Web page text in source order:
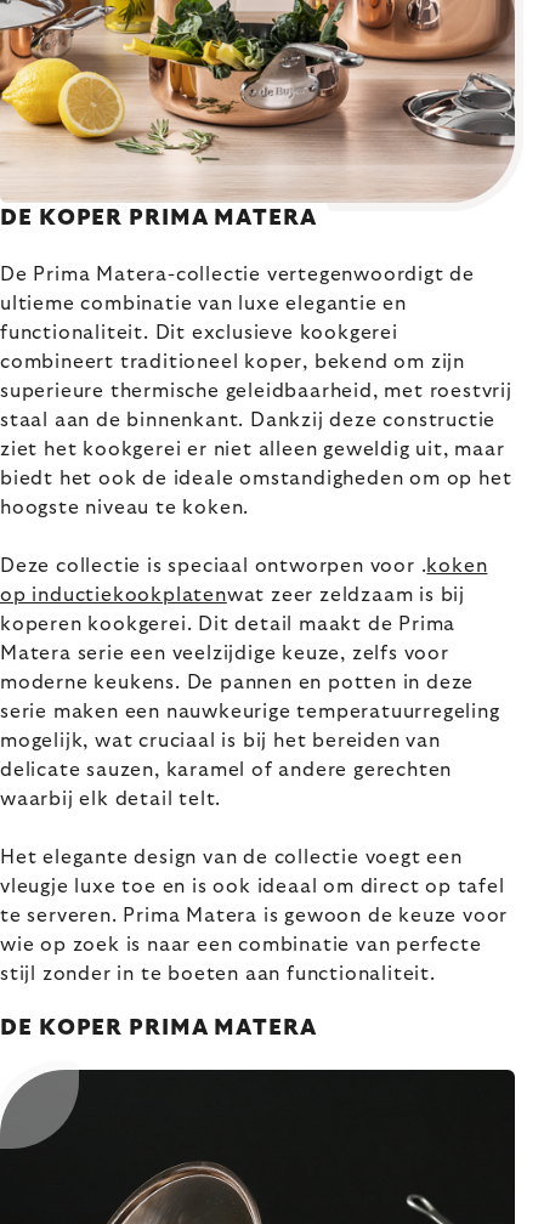
DE KOPER PRIMA MATERA
De Prima Matera-collectie vertegenwoordigt de
ultieme combinatie van luxe elegantie en
functionaliteit. Dit exclusieve kookgerei
combineert traditioneel koper, bekend om zijn
superieure thermische geleidbaarheid, met roestvrij
staal aan de binnenkant. Dankzij deze constructie
ziet het kookgerei er niet alleen geweldig uit, maar
biedt het ook de ideale omstandigheden om op het
hoogste niveau te koken.
Deze collectie is speciaal ontworpen voor .koken
op inductiekookplatenwat zeer zeldzaam is bij
koperen kookgerei. Dit detail maakt de Prima
Matera serie een veelzijdige keuze, zelfs voor
moderne keukens. De pannen en potten in deze
serie maken een nauwkeurige temperatuurregeling
mogelijk, wat cruciaal is bij het bereiden van
delicate sauzen, karamel of andere gerechten
waarbij elk detail telt.
Het elegante design van de collectie voegt een
vleugje luxe toe en is ook ideaal om direct op tafel
te serveren. Prima Matera is gewoon de keuze voor
wie op zoek is naar een combinatie van perfecte
stijl zonder in te boeten aan functionaliteit.
DE KOPER PRIMA MATERA